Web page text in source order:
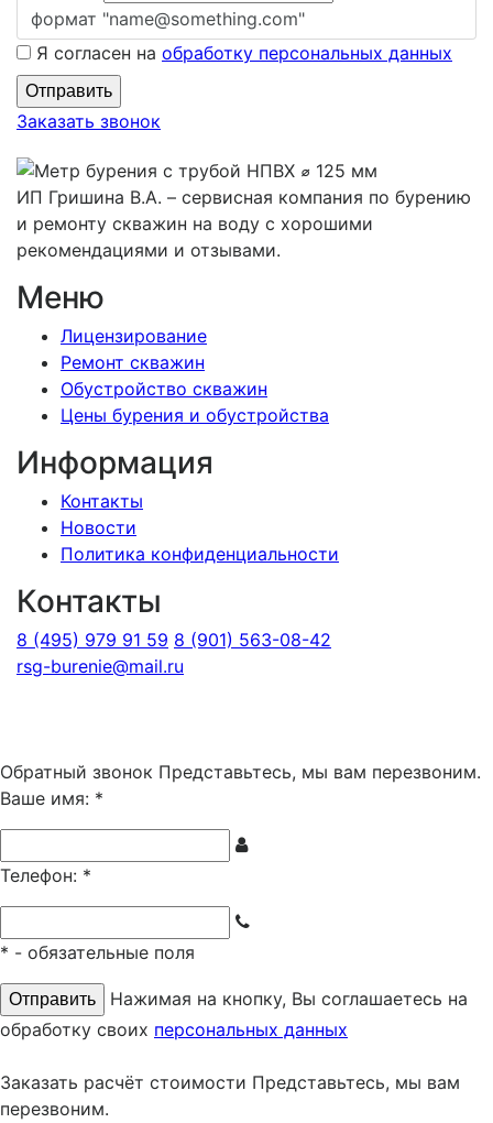
формат "name@something.com"
Я согласен на обработку персональных данных
Заказать звонок
ИП Гришина В.А. – сервисная компания по бурению
и ремонту скважин на воду с хорошими
рекомендациями и отзывами.
Меню
Лицензирование
Ремонт скважин
Обустройство скважин
Цены бурения и обустройства
Информация
Контакты
Новости
Политика конфиденциальности
Контакты
8 (495) 979 91 59 8 (901) 563-08-42
rsg-burenie@mail.ru
Обратный звонок Представьтесь, мы вам перезвоним.
Ваше имя: *
Телефон: *
* - обязательные поля
Нажимая на кнопку, Вы соглашаетесь на
обработку своих персональных данных
Заказать расчёт стоимости Представьтесь, мы вам
перезвоним.